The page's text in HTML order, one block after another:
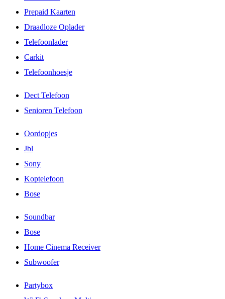
Prepaid Kaarten
Draadloze Oplader
Telefoonlader
Carkit
Telefoonhoesje
Dect Telefoon
Senioren Telefoon
Oordopjes
Jbl
Sony
Koptelefoon
Bose
Soundbar
Bose
Home Cinema Receiver
Subwoofer
Partybox